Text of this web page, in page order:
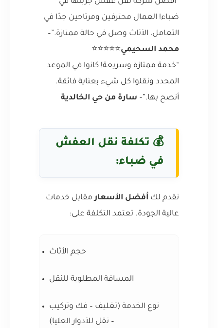
“أفضل شركة نقل عفش جربتها في
ضباء! العمال محترفين ومرتاحين جدًا في
التعامل، الأثاث وصل في حالة ممتازة.”–
محمد السحيمي⭐⭐⭐⭐⭐
“خدمة ممتازة وسريعة! كانوا في الموعد
المحدد ونقلوا كل شيء بعناية فائقة.
أنصح بها.”– سارة من حي الخالدية
💰 تكلفة نقل العفش
في ضباء:
نقدم لك أفضل الأسعارمقابل خدمات
عالية الجودة. تعتمد التكلفة على:
حجم الأثاث
المسافة المطلوبة للنقل
نوع الخدمة (تغليف – فك وتركيب
– نقل للأدوار العليا)